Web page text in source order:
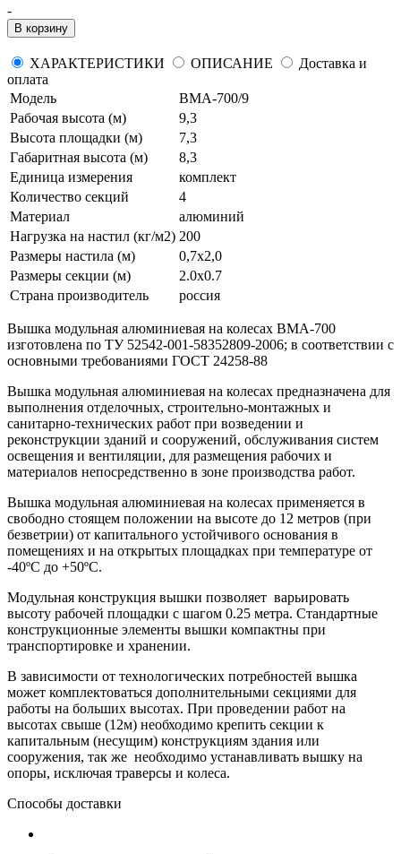
-
В корзину
ХАРАКТЕРИСТИКИ ОПИСАНИЕ
Доставка и
оплата
Модель
ВМА-700/9
Рабочая высота (м)
9,3
Высота площадки (м)
7,3
Габаритная высота (м)
8,3
Единица измерения
комплект
Количество секций
4
Материал
алюминий
Нагрузка на настил (кг/м2) 200
Размеры настила (м)
0,7x2,0
Размеры секции (м)
2.0x0.7
Страна производитель
россия
Вышка модульная алюминиевая на колесах ВМА-700
изготовлена по ТУ 52542-001-58352809-2006; в соответствии с
основными требованиями ГОСТ 24258-88
Вышка модульная алюминиевая на колесах предназначена для
выполнения отделочных, строительно-монтажных и
санитарно-технических работ при возведении и
реконструкции зданий и сооружений, обслуживания систем
освещения и вентиляции, для размещения рабочих и
материалов непосредственно в зоне производства работ.
Вышка модульная алюминиевая на колесах применяется в
свободно стоящем положении на высоте до 12 метров (при
безветрии) от капитального устойчивого основания в
помещениях и на открытых площадках при температуре от
-40ºС до +50ºС.
Модульная конструкция вышки позволяет варьировать
высоту рабочей площадки с шагом 0.25 метра. Стандартные
конструкционные элементы вышки компактны при
транспортировке и хранении.
В зависимости от технологических потребностей вышка
может комплектоваться дополнительными секциями для
работы на больших высотах. При проведении работ на
высотах свыше (12м) необходимо крепить секции к
капитальным (несущим) конструкциям здания или
сооружения, так же необходимо устанавливать вышку на
опоры, исключая траверсы и колеса.
Способы доставки